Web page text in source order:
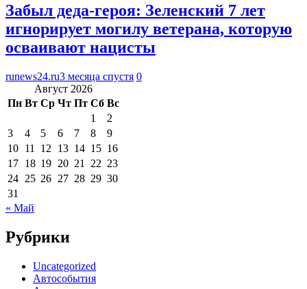
Забыл деда-героя: Зеленский 7 лет
игнорирует могилу ветерана, которую
осваивают нацисты
runews24.ru3 месяца спустя 0
Август 2026
Пн Вт Ср Чт Пт Сб Вс
1
2
3
4 5 6 7 8
9
10 11 12 13 14 15 16
17 18 19 20 21 22 23
24 25 26 27 28 29 30
31
« Май
Рубрики
Uncategorized
Автособытия